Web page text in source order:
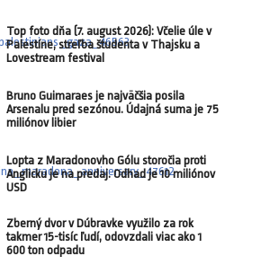
Top foto dňa (7. august 2026): Včelie úle v
Palestíne, streľba študenta v Thajsku a
Lovestream festival
Bruno Guimaraes je najväčšia posila
Arsenalu pred sezónou. Údajná suma je 75
miliónov libier
Lopta z Maradonovho Gólu storočia proti
Anglicku je na predaj. Odhad je 10 miliónov
USD
Zberný dvor v Dúbravke využilo za rok
takmer 15-tisíc ľudí, odovzdali viac ako 1
600 ton odpadu